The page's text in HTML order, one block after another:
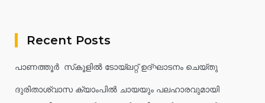
Recent Posts
പാണത്തൂർ സ്‌കൂളിൽ ടോയ്ലറ്റ് ഉദ്ഘാടനം ചെയ്തു
ദുരിതാശ്വാസ ക്യാംപിൽ ചായയും പലഹാരവുമായി